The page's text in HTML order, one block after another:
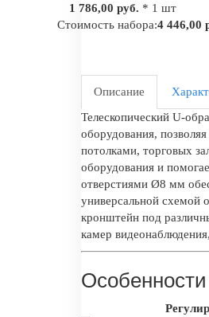
1 786,00 руб. * 1 шт
Стоимость набора:4 446,00
Описание
Телескопический U-
оборудования,
потолками, торговых
оборудования и
отверстиями Ø8 мм
универсальной схемой
кронштейн под
камер
Особенности